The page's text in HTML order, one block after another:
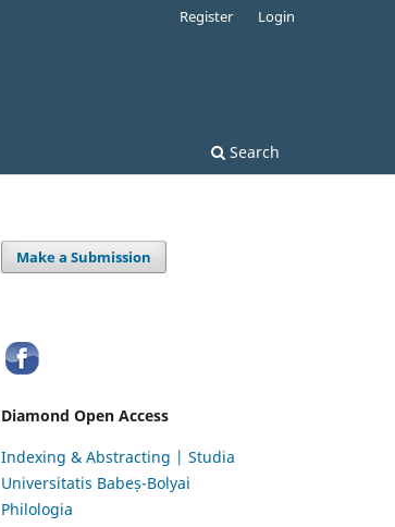
Search
Register Login
Make a Submission
Diamond Open Access
Indexing & Abstracting | Studia
Universitatis Babeș-Bolyai
Philologia